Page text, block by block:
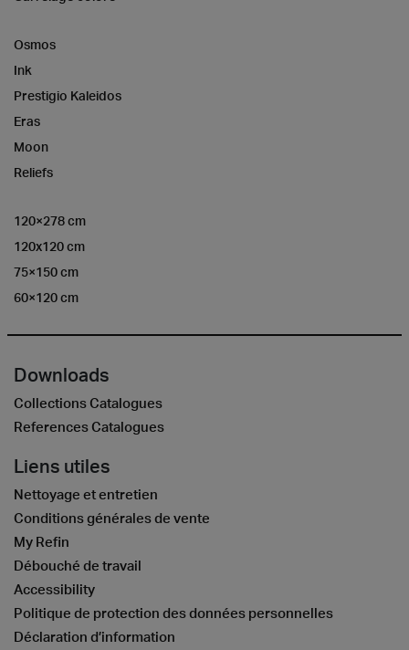
Osmos
Ink
Prestigio Kaleidos
Eras
Moon
Reliefs
120×278 cm
120x120 cm
75×150 cm
60×120 cm
Downloads
Collections Catalogues
References Catalogues
Liens utiles
Nettoyage et entretien
Conditions générales de vente
My Refin
Débouché de travail
Accessibility
Politique de protection des données personnelles
Déclaration d’information